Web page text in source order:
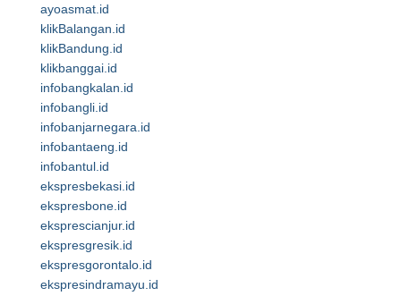
ayoasmat.id
klikBalangan.id
klikBandung.id
klikbanggai.id
infobangkalan.id
infobangli.id
infobanjarnegara.id
infobantaeng.id
infobantul.id
ekspresbekasi.id
ekspresbone.id
eksprescianjur.id
ekspresgresik.id
ekspresgorontalo.id
ekspresindramayu.id